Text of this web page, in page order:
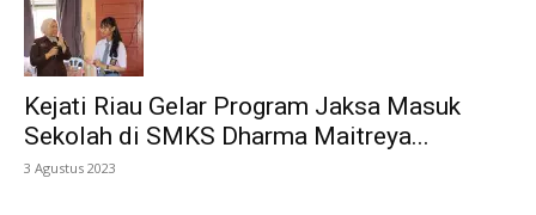
Kejati Riau Gelar Program Jaksa Masuk
Sekolah di SMKS Dharma Maitreya...
3 Agustus 2023